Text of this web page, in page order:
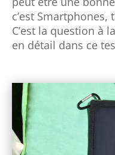
c’est
C’est la question à
en détail dans ce